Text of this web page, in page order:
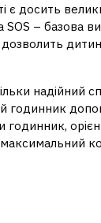
досить
SOS –
надійний
годинник